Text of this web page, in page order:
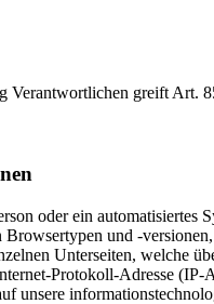
Verantwortlichen greift
oder ein
und -
Unterseiten, welche
Protokoll-Adresse
unsere